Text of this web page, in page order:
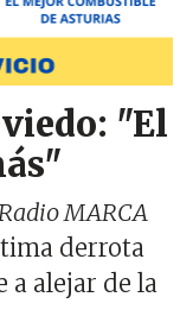
"El
MARCA
derrota
a alejar de la